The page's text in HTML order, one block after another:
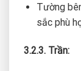
Tường
sắc phù
3.2.3. Trần: